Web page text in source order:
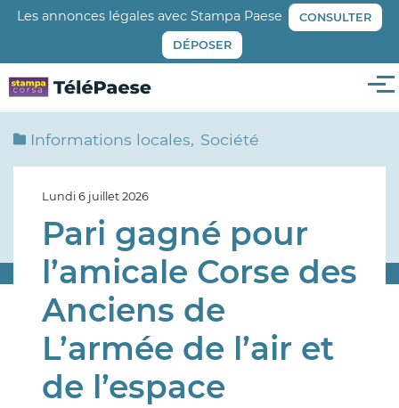
Aller
principal
Les annonces légales avec Stampa Paese CONSULTER
DÉPOSER
Informations locales Société
Lundi 6 juillet 2026
Pari gagné pour
l’amicale Corse des
Anciens de
L’armée de l’air et
de l’espace